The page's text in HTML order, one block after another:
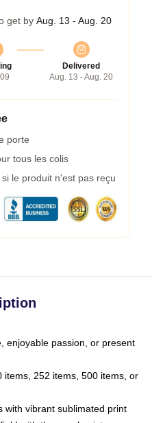
get by Aug. 13 - Aug. 20
Delivered
Aug. 13 - Aug. 20
porte
tous les colis
le produit n'est pas reçu
enjoyable passion, or present
items, 252 items, 500 items, or
with vibrant sublimated print